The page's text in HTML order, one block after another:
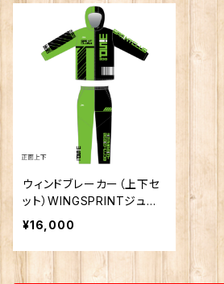
ウィンドブレーカー（上下セ
ット）WINGSPRINTジュニ
アクラブ
¥16,000